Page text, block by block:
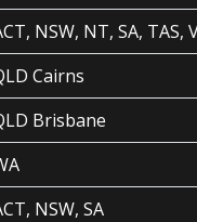
NSW, NT, SA, TAS,
Cairns
Brisbane
NSW, SA